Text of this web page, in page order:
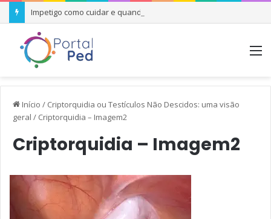
Impetigo como cuidar e quando se preocupar
Início / Criptorquidia ou Testículos Não Descidos: uma visão
geral / Criptorquidia – Imagem2
Criptorquidia – Imagem2